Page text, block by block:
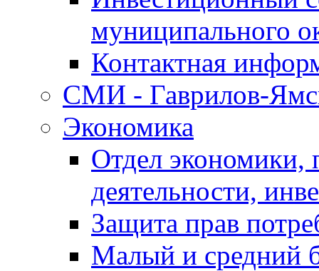
муниципального
Контактная
СМИ - Гаврилов-
Экономика
Отдел экономики,
деятельности,
Защита прав
Малый и средний